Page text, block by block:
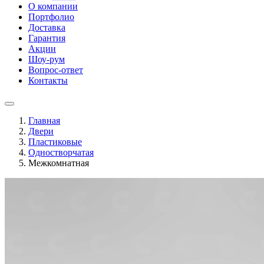
О компании
Портфолио
Доставка
Гарантия
Акции
Шоу-рум
Вопрос-ответ
Контакты
Главная
Двери
Пластиковые
Одностворчатая
Межкомнатная